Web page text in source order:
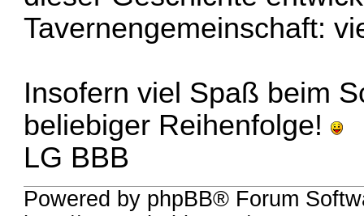
Tavernengemeinschaft:
Insofern viel Spaß beim
beliebiger Reihenfolge!
LG BBB
Powered by phpBB® Forum